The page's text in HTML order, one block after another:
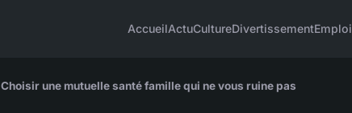
AccueilActuCultureDivertissementEmploi
Choisir une mutuelle santé famille qui ne vous ruine pas